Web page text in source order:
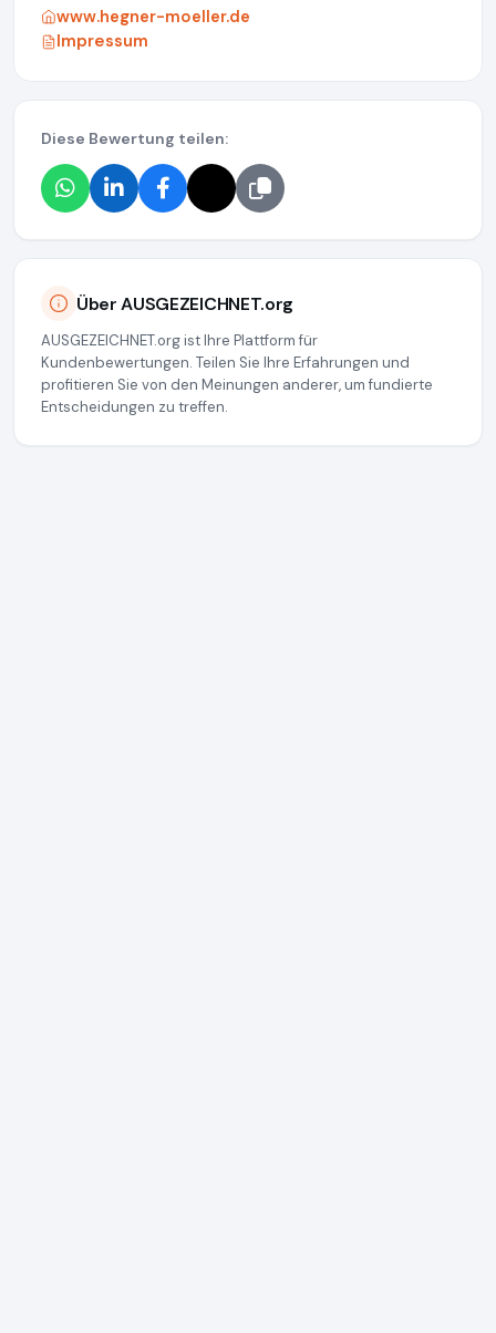
www.hegner-moeller.de
Impressum
Diese Bewertung teilen:
Über AUSGEZEICHNET.org
AUSGEZEICHNET.org ist Ihre Plattform für
Kundenbewertungen. Teilen Sie Ihre Erfahrungen und
profitieren Sie von den Meinungen anderer, um fundierte
Entscheidungen zu treffen.